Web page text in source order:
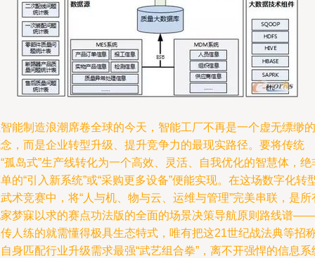
能制造浪潮席卷全球的今天，智能工厂不再是一个虚无缥缈的
，而是企业转型升级、提升竞争力的最现实路径。要将传统
孤岛式”生产线转化为一个高效、灵活、自我优化的智慧体，绝
的“引入新系统”或“采购更多设备”便能实现。在这场数字化转
术竞赛中，将“人与机、物与云、运维与管理”完美串联，是所
梦寐以求的赛点功法版的全面的场景决策导航原则路线谱——
人练的就需懂得极具生态特式，唯有把这21世纪战法典等招
身匹配行业升级需求最强“武艺组合拳”，离不开强悍的信息系